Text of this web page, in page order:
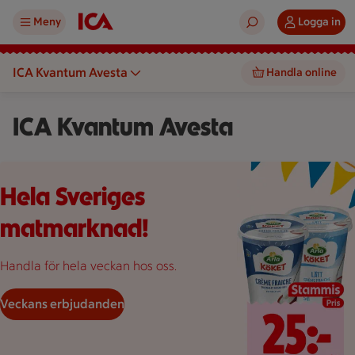
Meny Logga in
ICA Kvantum Avesta Handla online
ICA Kvantum Avesta
Pinsa 20 kronor styck, Creme fraiche 25 kronor styck.
Hela Sveriges
matmarknad!
Handla för hela veckan hos oss.
Veckans erbjudanden